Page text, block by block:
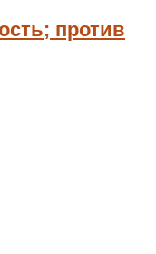
против